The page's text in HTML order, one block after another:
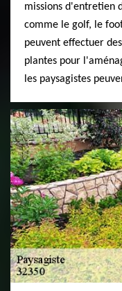
missions d'entretien
comme le golf, le
peuvent effectuer
plantes pour
les paysagistes